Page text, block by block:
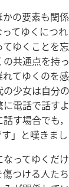
の要素も関
てゆくにつ
ゆくことを
共通点を持
てゆくのを
少女は自分の
に電話で話す
す場合でも
」と嘆きまし
ってゆくだ
つける人た